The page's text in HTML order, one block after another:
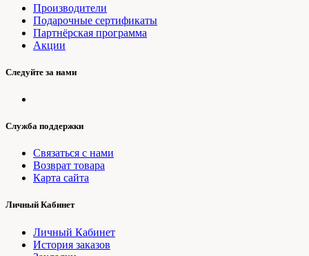
Производители
Подарочные сертификаты
Партнёрская программа
Акции
Следуйте за нами
Служба поддержки
Связаться с нами
Возврат товара
Карта сайта
Личный Кабинет
Личный Кабинет
История заказов